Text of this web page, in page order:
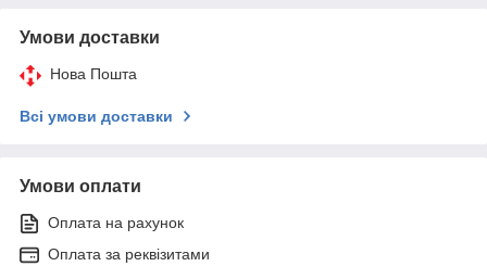
Умови доставки
Нова Пошта
Всі умови доставки
Умови оплати
Оплата на рахунок
Оплата за реквізитами